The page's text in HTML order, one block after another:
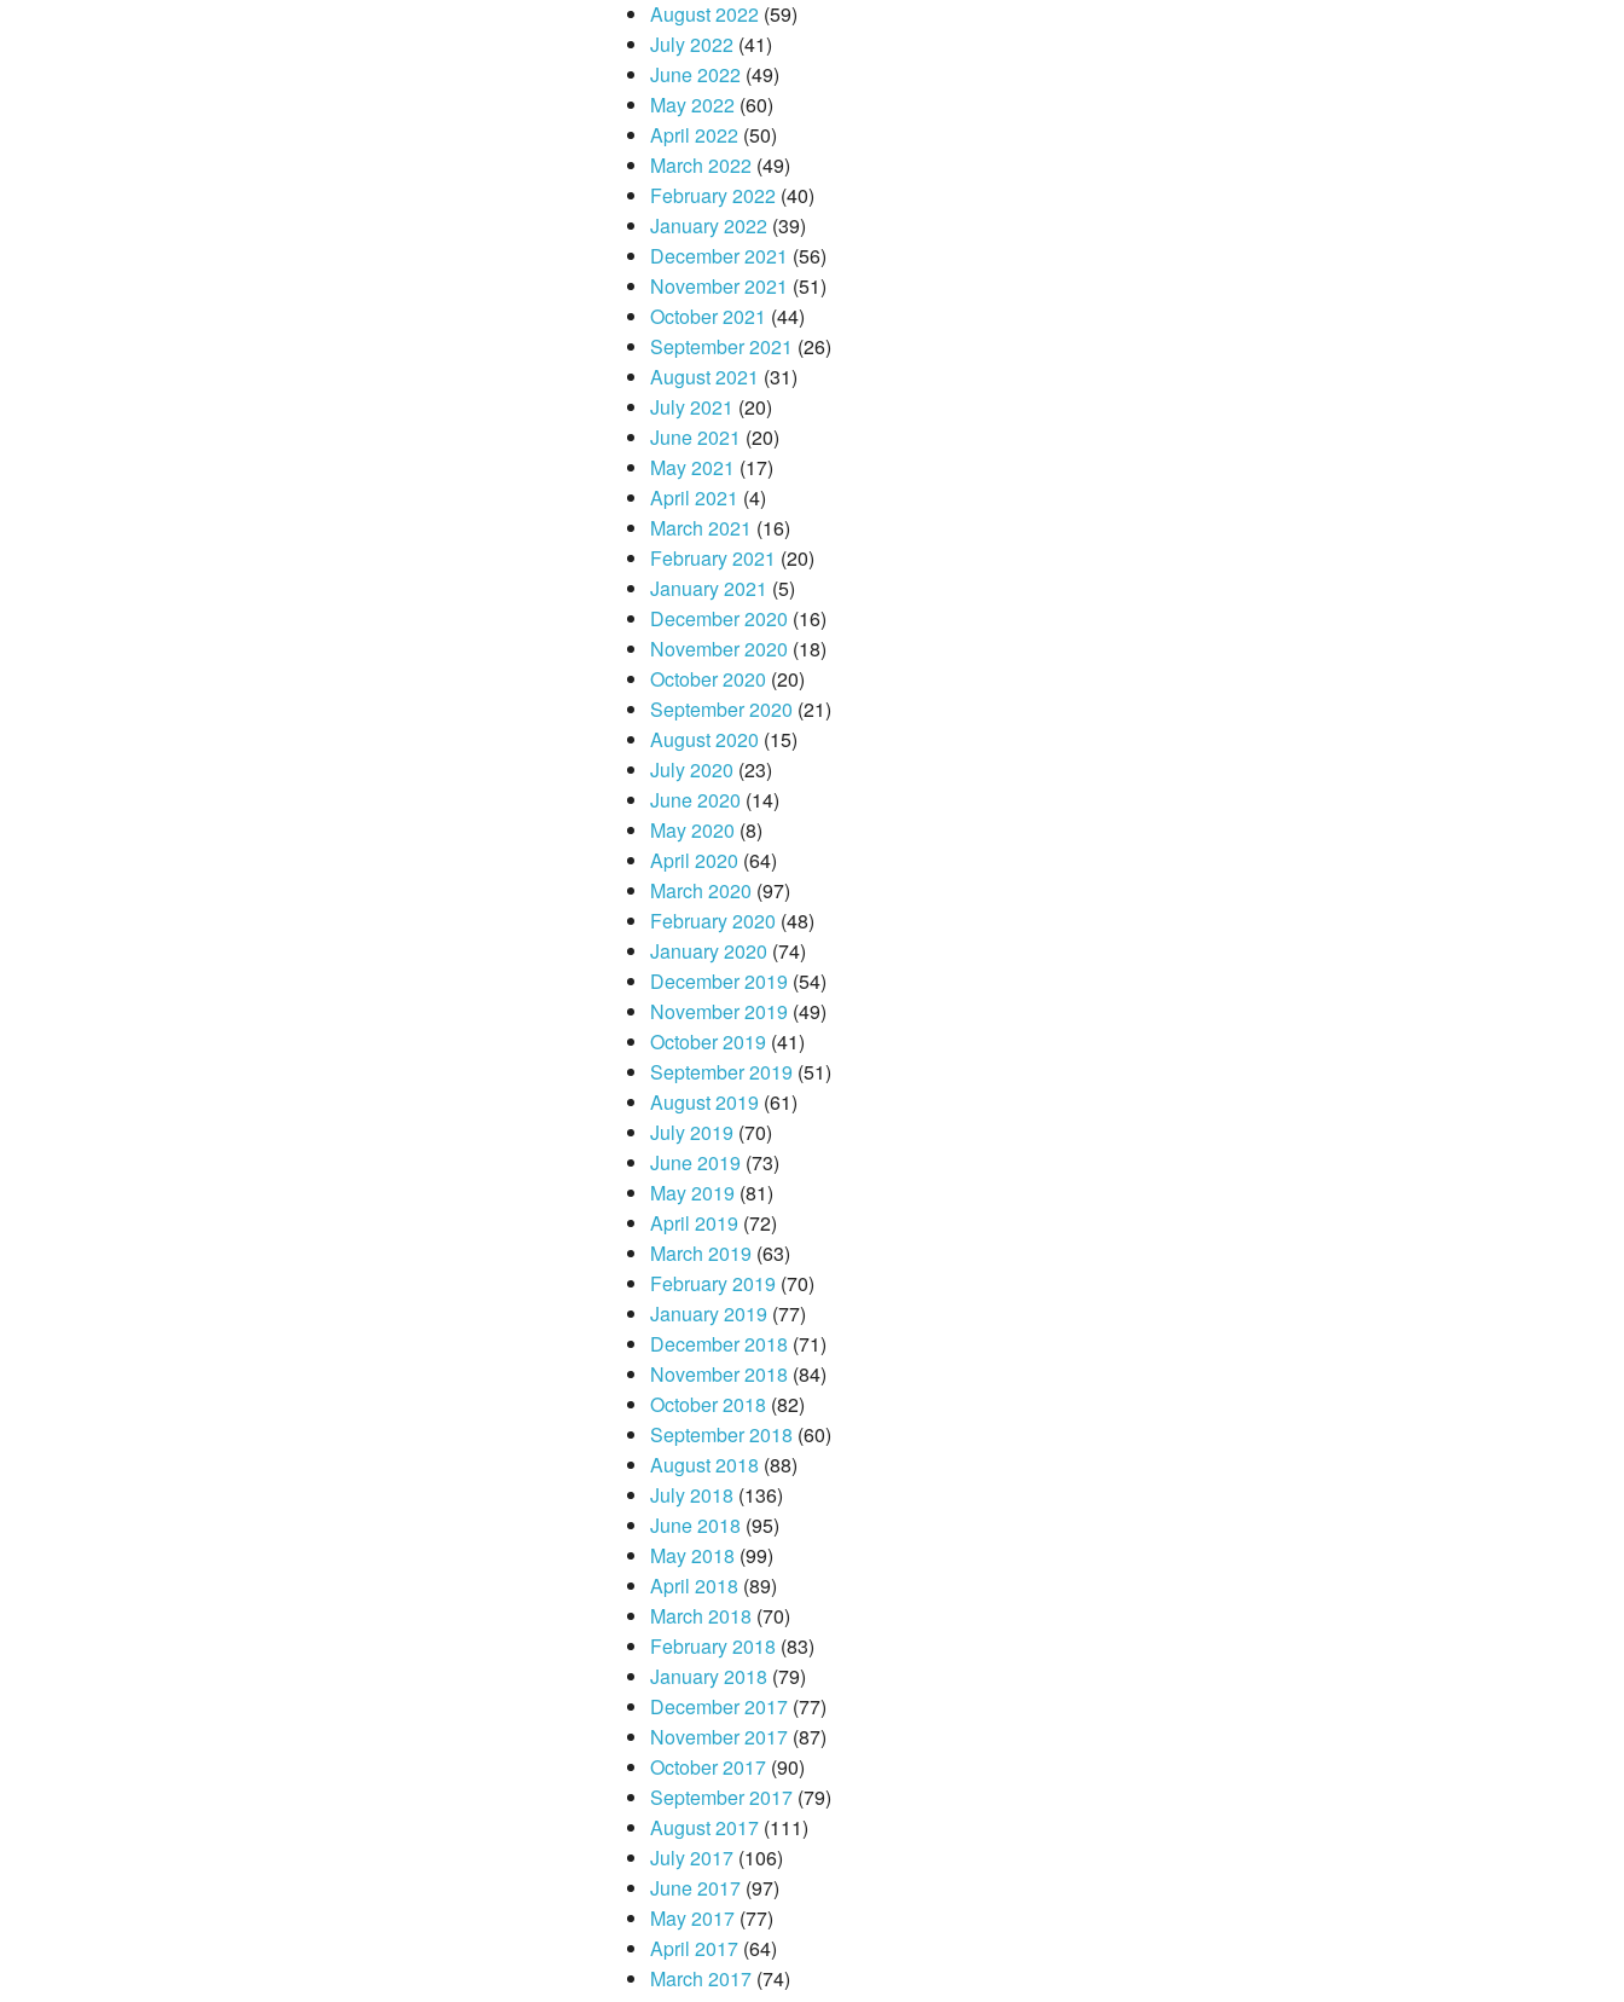
August 2022(59)
July 2022(41)
June 2022(49)
May 2022(60)
April 2022(50)
March 2022(49)
February 2022(40)
January 2022(39)
December 2021 (56)
November 2021 (51)
October 2021 (44)
September 2021 (26)
August 2021 (31)
July 2021 (20)
June 2021 (20)
May 2021 (17)
April 2021 (4)
March 2021 (16)
February 2021 (20)
January 2021 (5)
December 2020 (16)
November 2020 (18)
October 2020 (20)
September 2020 (21)
August 2020 (15)
July 2020 (23)
June 2020 (14)
May 2020 (8)
April 2020 (64)
March 2020 (97)
February 2020 (48)
January 2020 (74)
December 2019 (54)
November 2019 (49)
October 2019 (41)
September 2019 (51)
August 2019 (61)
July 2019 (70)
June 2019 (73)
May 2019 (81)
April 2019 (72)
March 2019 (63)
February 2019 (70)
January 2019 (77)
December 2018 (71)
November 2018 (84)
October 2018 (82)
September 2018 (60)
August 2018 (88)
July 2018 (136)
June 2018 (95)
May 2018 (99)
April 2018 (89)
March 2018 (70)
February 2018 (83)
January 2018 (79)
December 2017(77)
November 2017(87)
October 2017(90)
September 2017(79)
August 2017(111)
July 2017(106)
June 2017(97)
May 2017(77)
April 2017(64)
March 2017(74)